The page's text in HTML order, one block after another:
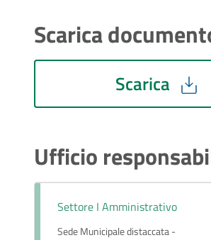
Scarica
Scarica
Ufficio
Settore I Amministrativo
Sede Municipale distaccata -